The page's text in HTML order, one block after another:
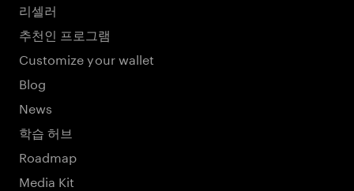
리셀러
추천인 프로그램
Customize your wallet
Blog
News
학습 허브
Roadmap
Media Kit